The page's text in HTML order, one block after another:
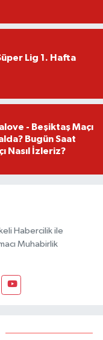
Lig 1. Hafta
- Beşiktaş Maçı
Bugün Saat
Nasıl İzleriz?
Habercilik ile
Muhabirlik